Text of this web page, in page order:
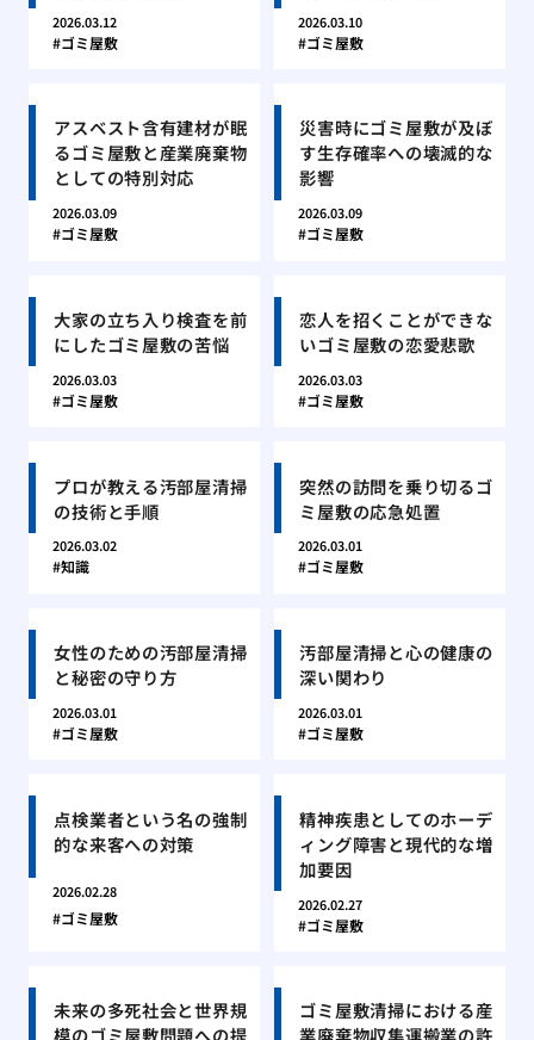
2026.03.12
ゴミ屋敷
2026.03.10
ゴミ屋敷
アスベスト含有建材が眠
るゴミ屋敷と産業廃棄物
としての特別対応
2026.03.09
ゴミ屋敷
災害時にゴミ屋敷が及ぼ
す生存確率への壊滅的な
影響
2026.03.09
ゴミ屋敷
大家の立ち入り検査を前
にしたゴミ屋敷の苦悩
2026.03.03
ゴミ屋敷
恋人を招くことができな
いゴミ屋敷の恋愛悲歌
2026.03.03
ゴミ屋敷
プロが教える汚部屋清掃
の技術と手順
2026.03.02
知識
突然の訪問を乗り切るゴ
ミ屋敷の応急処置
2026.03.01
ゴミ屋敷
女性のための汚部屋清掃
と秘密の守り方
2026.03.01
ゴミ屋敷
汚部屋清掃と心の健康の
深い関わり
2026.03.01
ゴミ屋敷
点検業者という名の強制
的な来客への対策
2026.02.28
ゴミ屋敷
精神疾患としてのホーデ
ィング障害と現代的な増
加要因
2026.02.27
ゴミ屋敷
未来の多死社会と世界規
模のゴミ屋敷問題への提
ゴミ屋敷清掃における産
業廃棄物収集運搬業の許